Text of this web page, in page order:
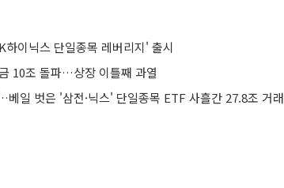
이닉스 단일종목 레버리지' 출시
10조 돌파…상장 이틀째 과열
일 벗은 '삼전·닉스' 단일종목 ETF 사흘간 27.8조 거래